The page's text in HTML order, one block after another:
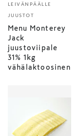
LEIVÄNPÄÄLLE
JUUSTOT
Menu Monterey
Jack
juustoviipale
31% 1kg
vähälaktoosinen